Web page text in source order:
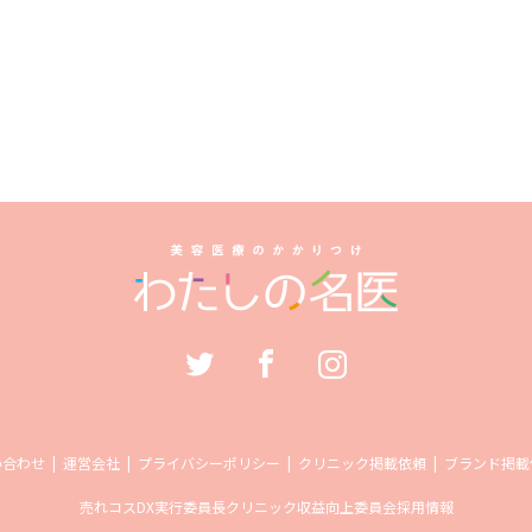
わせ 運営会社 プライバシーポリシー クリニック掲載依頼 ブランド掲
売れコスDX実行委員長クリニック収益向上委員会採用情報